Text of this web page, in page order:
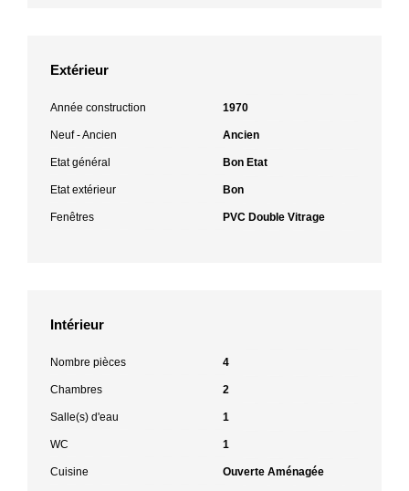
Extérieur
Année construction 1970
Neuf - Ancien Ancien
Etat général Bon Etat
Etat extérieur Bon
Fenêtres PVC Double Vitrage
Intérieur
Nombre pièces 4
Chambres 2
Salle(s) d'eau 1
WC 1
Cuisine Ouverte Aménagée